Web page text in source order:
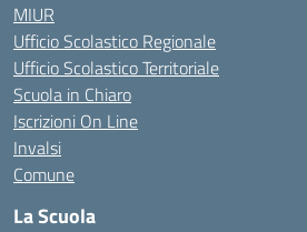
MIUR
Ufficio Scolastico Regionale
Ufficio Scolastico Territoriale
Scuola in Chiaro
Iscrizioni On Line
Invalsi
Comune
La Scuola